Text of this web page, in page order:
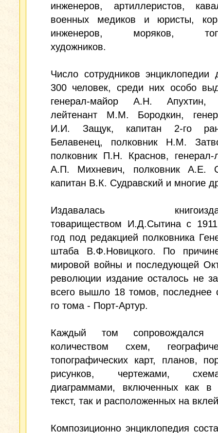
инженеров, артиллеристов,
военных медиков и юристы,
инженеров, моряков,
художников.
Число сотрудников энциклопедии
300 человек, среди них особо
генерал-майор А.Н. Апухтин,
лейтенант М.М. Бородкин,
И.И. Защук, капитан 2-го
Белавенец, полковник Н.М.
полковник П.Н. Краснов, генерал-
А.П. Михневич, полковник А.Е.
капитан В.К. Судравский и многие
Издавалась
товариществом И.Д.Сытина с
год под редакцией полковника
штаба В.Ф.Новицкого. По
мировой войны и последующей
революции издание осталось не
всего вышло 18 томов, последнее
го тома - Порт-Артур.
Каждый том сопровождался
количеством схем,
топографических карт, планов,
рисунков, чертежами,
диаграммами, включенных как в
текст, так и расположенных на
Композиционно энциклопедия